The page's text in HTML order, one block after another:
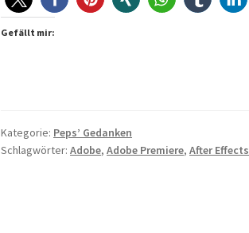
Gefällt mir:
Kategorie: Peps’ Gedanken
Schlagwörter:Adobe,Adobe Premiere,After Effects